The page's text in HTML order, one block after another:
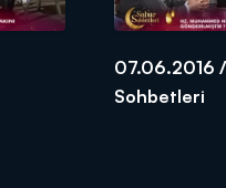
07.06.2016
Sohbetleri